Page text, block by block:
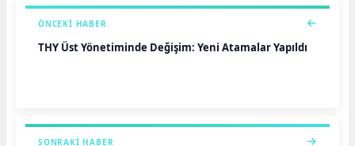
ÖNCEKI HABER
THY Üst Yönetiminde Değişim: Yeni Atamalar Yapıldı
SONRAKI HABER